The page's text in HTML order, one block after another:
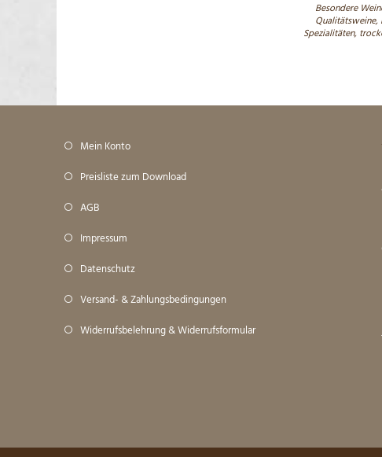
Besondere
Qualitätsweine,
Spezialitäten,
Mein Konto
Preisliste zum Download
AGB
Impressum
Datenschutz
Versand- & Zahlungsbedingungen
Widerrufsbelehrung & Widerrufsformular